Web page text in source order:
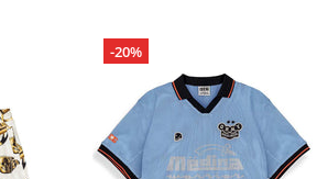
-20%